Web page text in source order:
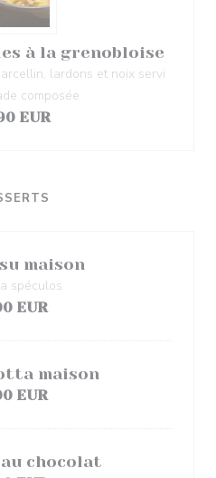
à la grenobloise
lardons et noix servi
composée
EUR
maison
spéculos
EUR
maison
EUR
chocolat